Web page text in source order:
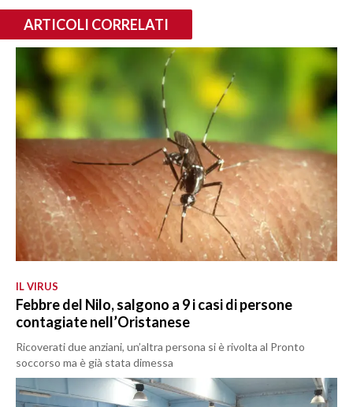
ARTICOLI CORRELATI
IL VIRUS
Febbre del Nilo, salgono a 9 i casi di persone
contagiate nell’Oristanese
Ricoverati due anziani, un’altra persona si è rivolta al Pronto
soccorso ma è già stata dimessa